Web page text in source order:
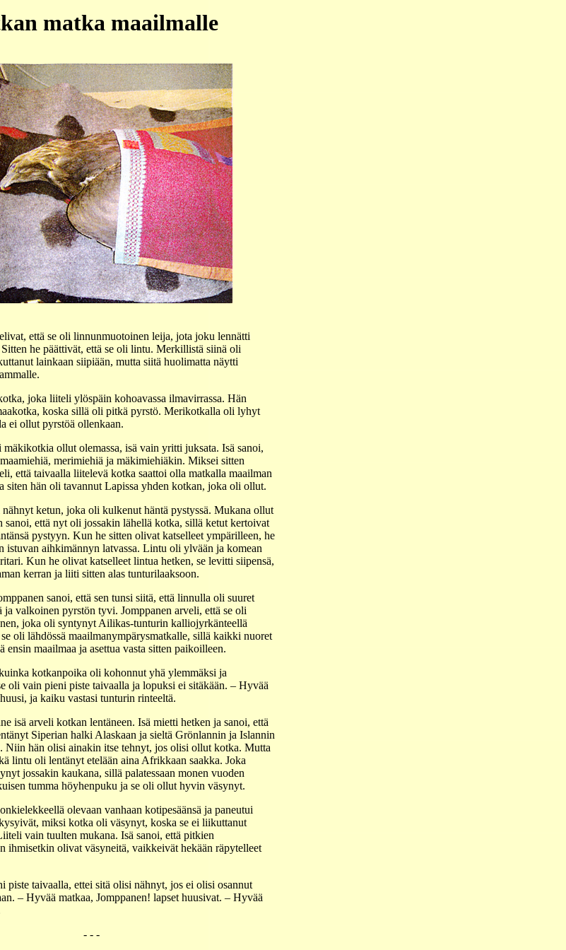
matka maailmalle
että se oli linnunmuotoinen leija, jota joku lennätti
Sitten he päättivät, että se oli lintu. Merkillistä siinä oli
lainkaan siipiään, mutta siitä huolimatta näytti
joka liiteli ylöspäin kohoavassa ilmavirrassa. Hän
koska sillä oli pitkä pyrstö. Merikotkalla oli lyhyt
ei ollut pyrstöä ollenkaan.
mäkikotkia ollut olemassa, isä vain yritti juksata. Isä sanoi,
merimiehiä ja mäkimiehiäkin. Miksei sitten
että taivaalla liitelevä kotka saattoi olla matkalla maailman
siten hän oli tavannut Lapissa yhden kotkan, joka oli ollut.
ketun, joka oli kulkenut häntä pystyssä. Mukana ollut
sanoi, että nyt oli jossakin lähellä kotka, sillä ketut kertoivat
pystyyn. Kun he sitten olivat katselleet ympärilleen, he
istuvan aihkimännyn latvassa. Lintu oli ylvään ja komean
Kun he olivat katselleet lintua hetken, se levitti siipensä,
kerran ja liiti sitten alas tunturilaaksoon.
sanoi, että sen tunsi siitä, että linnulla oli suuret
ja valkoinen pyrstön tyvi. Jomppanen arveli, että se oli
joka oli syntynyt Ailikas-tunturin kalliojyrkänteellä
oli lähdössä maailmanympärysmatkalle, sillä kaikki nuoret
ensin maailmaa ja asettua vasta sitten paikoilleen.
kotkanpoika oli kohonnut yhä ylemmäksi ja
oli vain pieni piste taivaalla ja lopuksi ei sitäkään. – Hyvää
ja kaiku vastasi tunturin rinteeltä.
isä arveli kotkan lentäneen. Isä mietti hetken ja sanoi, että
Siperian halki Alaskaan ja sieltä Grönlannin ja Islannin
Niin hän olisi ainakin itse tehnyt, jos olisi ollut kotka. Mutta
lintu oli lentänyt etelään aina Afrikkaan saakka. Joka
jossakin kaukana, sillä palatessaan monen vuoden
tumma höyhenpuku ja se oli ollut hyvin väsynyt.
olevaan vanhaan kotipesäänsä ja paneutui
miksi kotka oli väsynyt, koska se ei liikuttanut
vain tuulten mukana. Isä sanoi, että pitkien
ihmisetkin olivat väsyneitä, vaikkeivät hekään räpytelleet
taivaalla, ettei sitä olisi nähnyt, jos ei olisi osannut
– Hyvää matkaa, Jomppanen! lapset huusivat. – Hyvää
- - -